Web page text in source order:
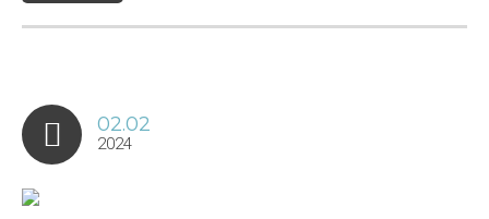
02.02
2024